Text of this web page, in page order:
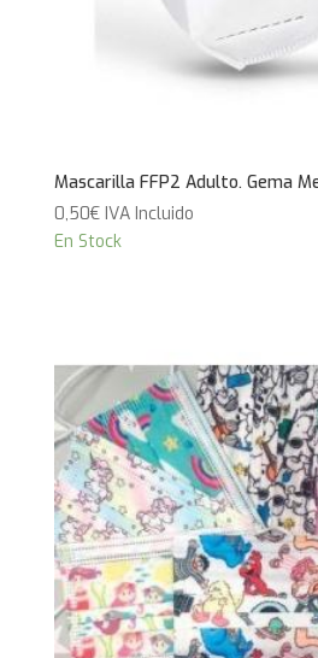
Mascarilla FFP2 Adulto. Gema
0,50€ IVA Incluido
En Stock